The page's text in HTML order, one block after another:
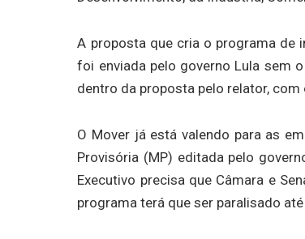
A proposta que cria o programa de
foi enviada pelo governo Lula sem
dentro da proposta pelo relator,
O Mover já está valendo para as
Provisória (MP) editada pelo
Executivo precisa que Câmara e
programa terá que ser paralisado